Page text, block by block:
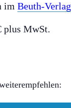
im Beuth-Verlag
plus MwSt.